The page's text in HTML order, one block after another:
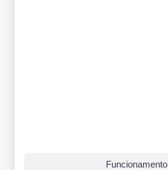
Funcionamento